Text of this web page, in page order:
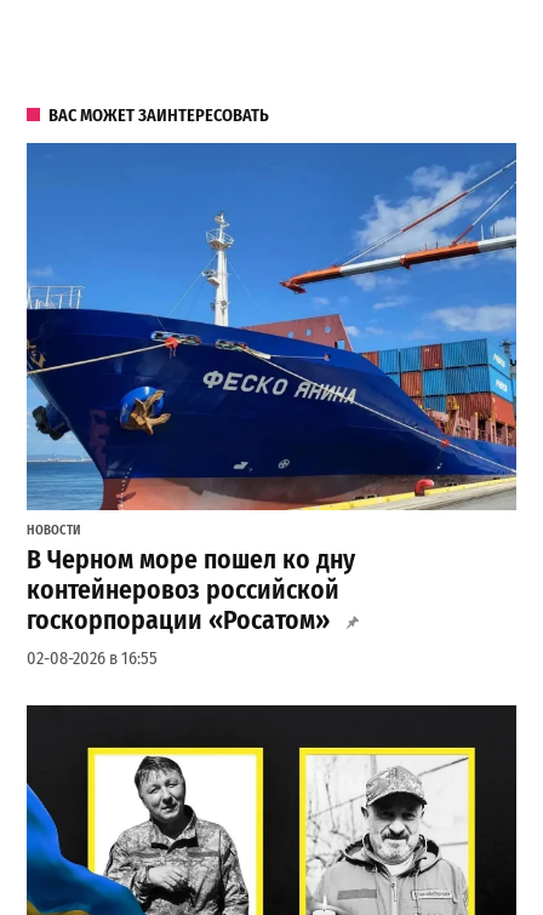
ВАС МОЖЕТ ЗАИНТЕРЕСОВАТЬ
НОВОСТИ
В Черном море пошел ко дну
контейнеровоз российской
госкорпорации «Росатом»
02-08-2026 в 16:55